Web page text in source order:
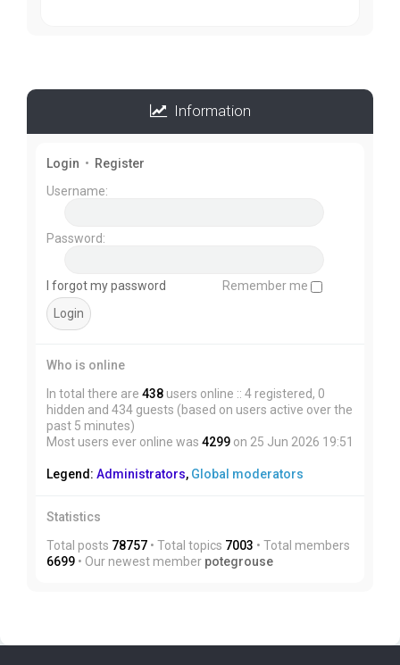
Information
Login • Register
Username:
Password:
I forgot my password Remember me
Who is online
In total there are 438 users online :: 4 registered, 0
hidden and 434 guests (based on users active over the
past 5 minutes)
Most users ever online was 4299 on 25 Jun 2026 19:51
Legend: Administrators, Global moderators
Statistics
Total posts 78757 • Total topics 7003 • Total members
6699 • Our newest member potegrouse